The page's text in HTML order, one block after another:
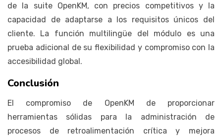
de la suite OpenKM, con precios competitivos y la
capacidad de adaptarse a los requisitos únicos del
cliente. La función multilingüe del módulo es una
prueba adicional de su flexibilidad y compromiso con la
accesibilidad global.
Conclusión
El compromiso de OpenKM de proporcionar
herramientas sólidas para la administración de
procesos de retroalimentación crítica y mejora